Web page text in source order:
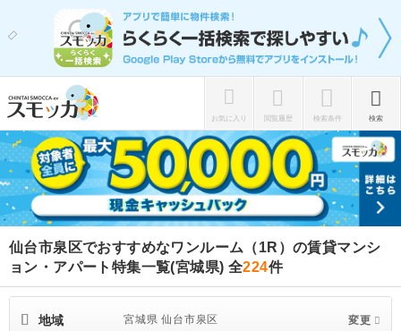
お気に入り 閲覧履歴 検索条件 検索
仙台市泉区でおすすめなワンルーム（1R）の賃貸マンシ
ョン・アパート特集一覧(宮城県) 全224件
地域 宮城県 仙台市泉区 変更